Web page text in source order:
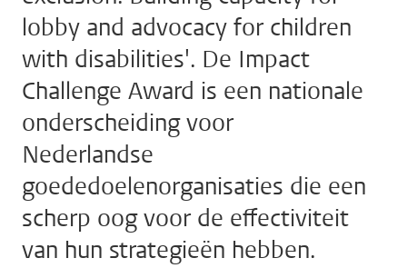
lobby and advocacy for children
with disabilities'. De Impact
Challenge Award is een nationale
onderscheiding voor
Nederlandse
goededoelenorganisaties die een
scherp oog voor de effectiviteit
van hun strategieën hebben.